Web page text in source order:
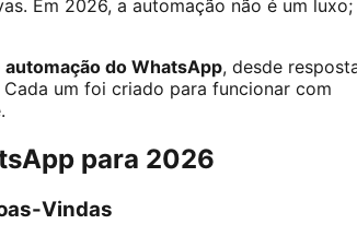
Em 2026, a automação não é um luxo;
automação do WhatsApp, desde
um foi criado para funcionar com
para 2026
Vindas